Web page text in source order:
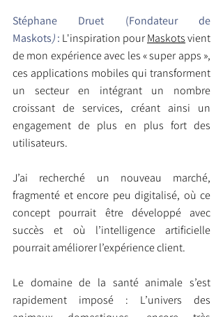
Stéphane Druet
(Fondateur de
Maskots) : L'inspiration pour Maskots vient
de mon expérience avec les « super apps »,
ces applications mobiles qui transforment
un secteur en intégrant un nombre
croissant de services, créant ainsi un
engagement de plus en plus fort des
utilisateurs.
J’ai recherché un nouveau marché,
fragmenté et encore peu digitalisé, où ce
concept pourrait être développé avec
succès et où l’intelligence artificielle
pourrait améliorer l’expérience client.
Le domaine de la santé animale s’est
rapidement imposé : L’univers des